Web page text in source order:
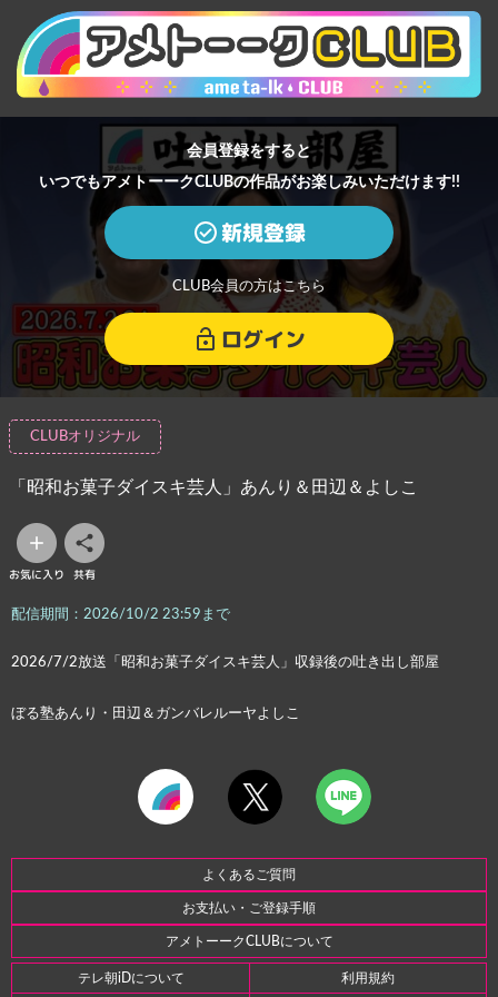
会員登録をすると
いつでもアメトーークCLUBの作品がお楽しみいただけます!!
新規登録
CLUB会員の方はこちら
ログイン
CLUBオリジナル
「昭和お菓子ダイスキ芸人」あんり＆田辺＆よしこ
お気に入り 共有
配信期間：2026/10/2 23:59まで
2026/7/2放送「昭和お菓子ダイスキ芸人」収録後の吐き出し部屋
ぼる塾あんり・田辺＆ガンバレルーヤよしこ
よくあるご質問
お支払い・ご登録手順
アメトーークCLUBについて
テレ朝iDについて 利用規約